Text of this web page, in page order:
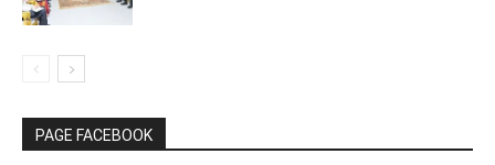
PAGE FACEBOOK